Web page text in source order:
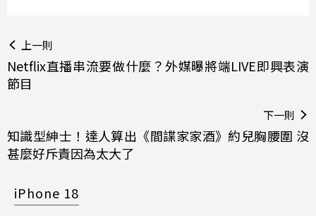
上一則
Netflix直播串流要做什麼？外媒曝將端LIVE即興表演
節目
下一則
知識型紳士！達人算出《間諜家家酒》約兒胸腰圍 沒
甚麼好斥責因為太大了
iPhone 18